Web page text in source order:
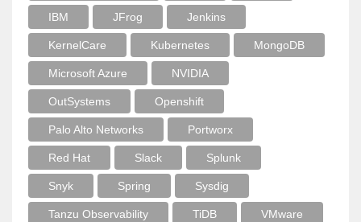
IBM JFrog Jenkins
KernelCare Kubernetes MongoDB
Microsoft Azure NVIDIA
OutSystems Openshift
Palo Alto Networks Portworx
Red Hat Slack Splunk
Snyk Spring Sysdig
Tanzu Observability TiDB VMware